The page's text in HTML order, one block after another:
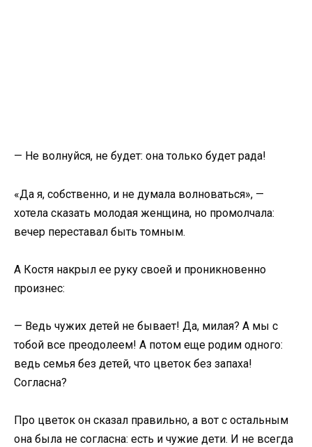
— Не волнуйся, не будет: она только будет рада!
«Да я, собственно, и не думала волноваться», —
хотела сказать молодая женщина, но промолчала:
вечер переставал быть томным.
А Костя накрыл ее руку своей и проникновенно
произнес:
— Ведь чужих детей не бывает! Да, милая? А мы с
тобой все преодолеем! А потом еще родим одного:
ведь семья без детей, что цветок без запаха!
Согласна?
Про цветок он сказал правильно, а вот с остальным
она была не согласна: есть и чужие дети. И не всегда